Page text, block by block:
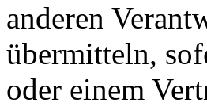
anderen
übermitteln,
oder einem